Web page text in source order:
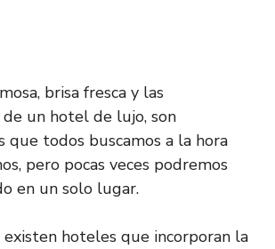
brisa fresca y las
un hotel de lujo, son
que todos buscamos a la hora
pero pocas veces podremos
en un solo lugar.
hoteles que incorporan la